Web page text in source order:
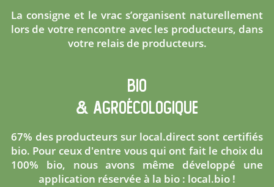
La consigne et le vrac s’organisent naturellement
lors de votre rencontre avec les producteurs, dans
votre relais de producteurs.
bio
& agroécologique
67% des producteurs sur local.direct sont certifiés
bio. Pour ceux d'entre vous qui ont fait le choix du
100% bio, nous avons même développé une
application réservée à la bio : local.bio !